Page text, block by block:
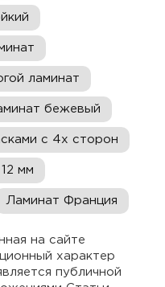
ламинат
бежевый
с 4х сторон
мм
Ламинат Франция
на сайте
характер
публичной